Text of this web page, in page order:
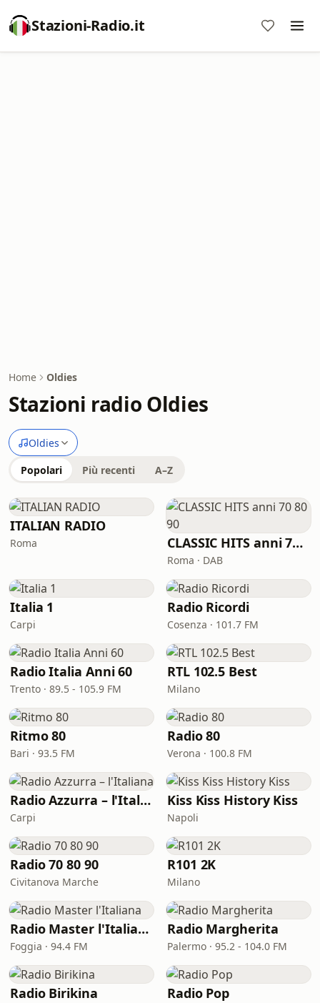
Stazioni-Radio.it
Home Oldies
Stazioni radio Oldies
Oldies
Popolari Più recenti A–Z
ITALIAN RADIO
Roma CLASSIC HITS anni 70 80 90
Roma · DAB
Italia 1
Carpi
Radio Ricordi
Cosenza · 101.7 FM
Radio Italia Anni 60
Trento · 89.5 - 105.9 FM
RTL 102.5 Best
Milano
Ritmo 80
Bari · 93.5 FM
Radio 80
Verona · 100.8 FM
Radio Azzurra – l'Italiana
Carpi
Kiss Kiss History Kiss
Napoli
Radio 70 80 90
Civitanova Marche
R101 2K
Milano
Radio Master l'Italiana
Foggia · 94.4 FM
Radio Margherita
Palermo · 95.2 - 104.0 FM
Radio Birikina Radio Pop